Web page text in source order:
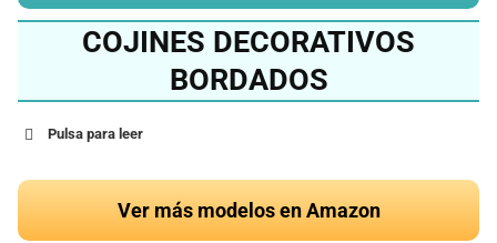
COJINES DECORATIVOS
BORDADOS
Pulsa para leer
Ver más modelos en Amazon